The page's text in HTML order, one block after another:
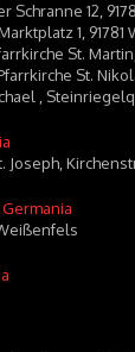
Schranne 12,
1,
St.
St.
,
Joseph,
Germania